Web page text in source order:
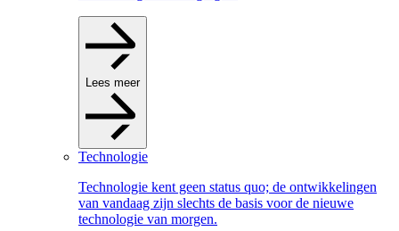
Lees meer
Technologie
Technologie kent geen status quo; de ontwikkelingen
van vandaag zijn slechts de basis voor de nieuwe
technologie van morgen.